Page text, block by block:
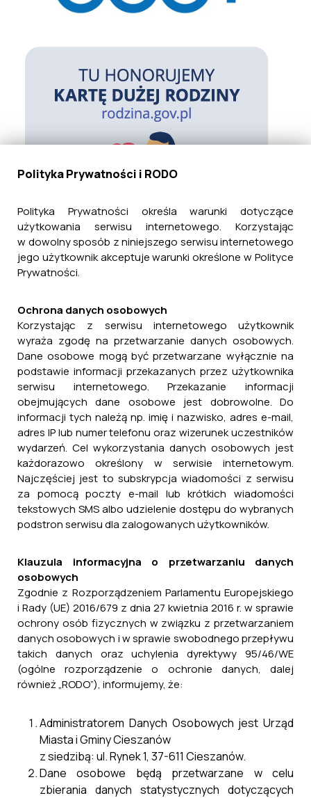
Polityka Prywatności i RODO
Polityka Prywatności określa warunki dotyczące
użytkowania serwisu internetowego. Korzystając
w dowolny sposób z niniejszego serwisu internetowego
jego użytkownik akceptuje warunki określone w Polityce
Prywatności.
Ochrona danych osobowych
Korzystając z serwisu internetowego użytkownik
wyraża zgodę na przetwarzanie danych osobowych.
Dane osobowe mogą być przetwarzane wyłącznie na
podstawie informacji przekazanych przez użytkownika
serwisu internetowego. Przekazanie informacji
obejmujących dane osobowe jest dobrowolne. Do
informacji tych należą np. imię i nazwisko, adres e-mail,
adres IP lub numer telefonu oraz wizerunek uczestników
wydarzeń. Cel wykorzystania danych osobowych jest
każdorazowo określony w serwisie internetowym.
Najczęściej jest to subskrypcja wiadomości z serwisu
za pomocą poczty e-mail lub krótkich wiadomości
tekstowych SMS albo udzielenie dostępu do wybranych
podstron serwisu dla zalogowanych użytkowników.
Klauzula informacyjna o przetwarzaniu danych
osobowych
Zgodnie z Rozporządzeniem Parlamentu Europejskiego
i Rady (UE) 2016/679 z dnia 27 kwietnia 2016 r. w sprawie
ochrony osób fizycznych w związku z przetwarzaniem
danych osobowych i w sprawie swobodnego przepływu
takich danych oraz uchylenia dyrektywy 95/46/WE
(ogólne rozporządzenie o ochronie danych, dalej
również „RODO”), informujemy, że:
Administratorem Danych Osobowych jest Urząd
Miasta i Gminy Cieszanów
z siedzibą: ul. Rynek 1, 37-611 Cieszanów.
Dane osobowe będą przetwarzane w celu
zbierania danych statystycznych dotyczących